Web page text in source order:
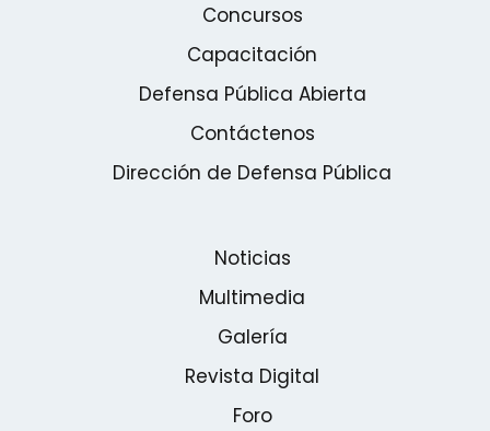
Concursos
Capacitación
Defensa Pública Abierta
Contáctenos
Dirección de Defensa Pública
Noticias
Multimedia
Galería
Revista Digital
Foro